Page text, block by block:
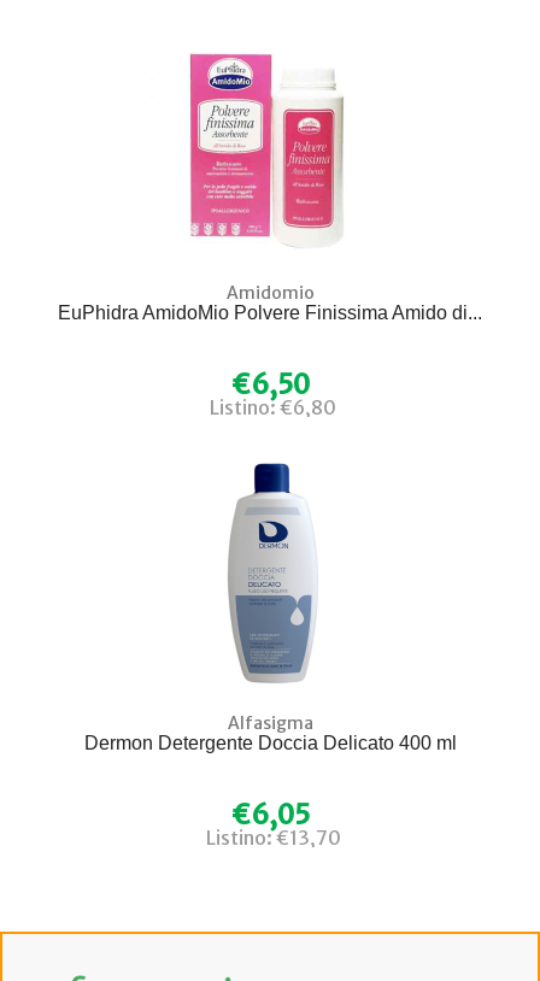
Amidomio
EuPhidra AmidoMio Polvere Finissima Amido di...
€6,50
Listino: €6,80
Alfasigma
Dermon Detergente Doccia Delicato 400 ml
€6,05
Listino: €13,70